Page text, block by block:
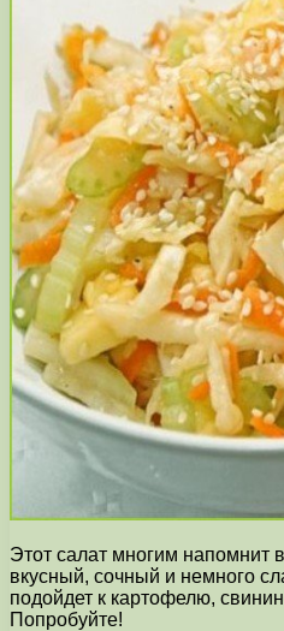
Этот салат многим напомнит
вкусный, сочный и немного
подойдет к картофелю,
Попробуйте!